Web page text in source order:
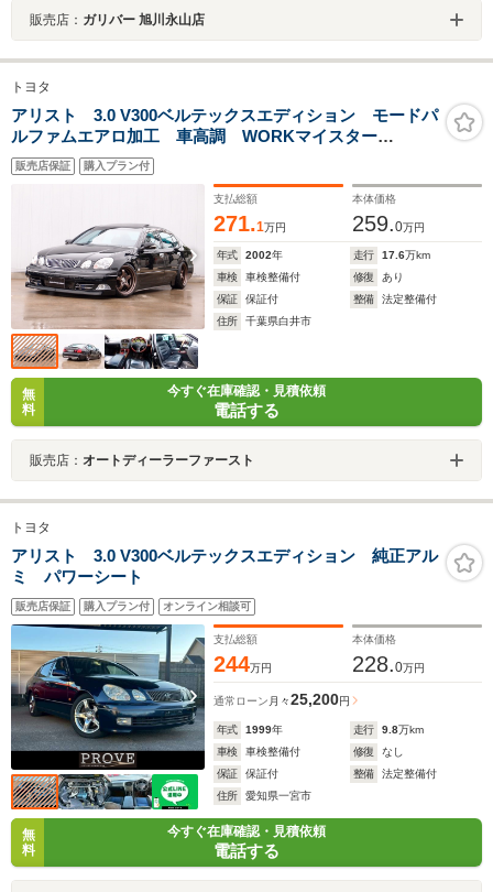
販売店： ガリバー 旭川永山店
トヨタ
アリスト 3.0 V300ベルテックスエディション モードパ
ルファムエアロ加工 車高調 WORKマイスター
S1R18AW 純正ナビ 黒革 サンルーフ マフラー イ
ンタークーラー タイミングベルト交換済 LEDウイン
カードアミラー 木目コンビハンドル HID 記録簿10枚
販売店保証 購入プラン付
支払総額
271.1万円
本体価格
259.0万円
年式 2002年 走行 17.6万km
車検
車検整備付 修復
あり
保証
保証付 整備
法定整備付
住所
千葉県白井市
無
料
今すぐ在庫確認・見積依頼
電話する
販売店： オートディーラーファースト
トヨタ
アリスト 3.0 V300ベルテックスエディション 純正アル
ミ パワーシート
販売店保証 購入プラン付 オンライン相談可
支払総額
244万円
本体価格
228.0万円
通常ローン 月々25,200円
年式 1999年 走行 9.8万km
車検
車検整備付 修復
なし
保証
保証付 整備
法定整備付
住所
愛知県一宮市
無
料
今すぐ在庫確認・見積依頼
電話する